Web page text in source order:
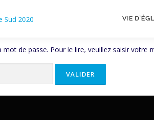
VIE
de passe. Pour le lire, veuillez saisir votre